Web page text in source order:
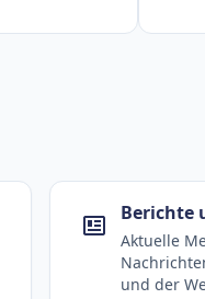
Berichte
Aktuelle
und der